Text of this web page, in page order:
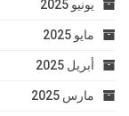
يونيو 2025
مايو 2025
أبريل 2025
مارس 2025